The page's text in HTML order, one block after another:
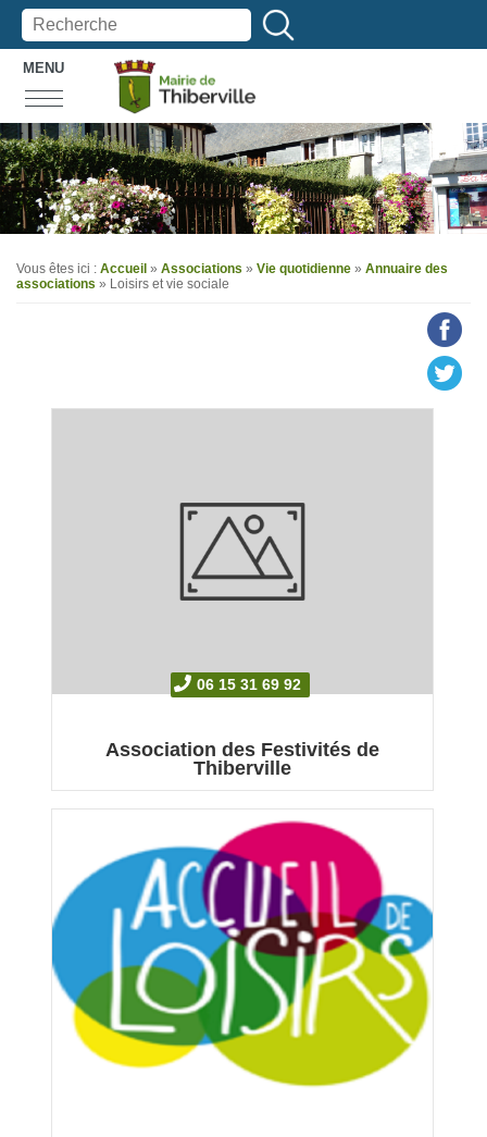
MENU
Vous êtes ici : Accueil » Associations » Vie quotidienne » Annuaire des
associations » Loisirs et vie sociale
06 15 31 69 92
Association des Festivités de
Thiberville
L'association des festivités de Thiberville organise
...